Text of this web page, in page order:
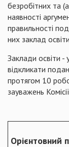
безробітних та
наявності
правильності
них заклад
Заклади освіти -
відкликати
протягом 10
зауважень
Орієнтовний